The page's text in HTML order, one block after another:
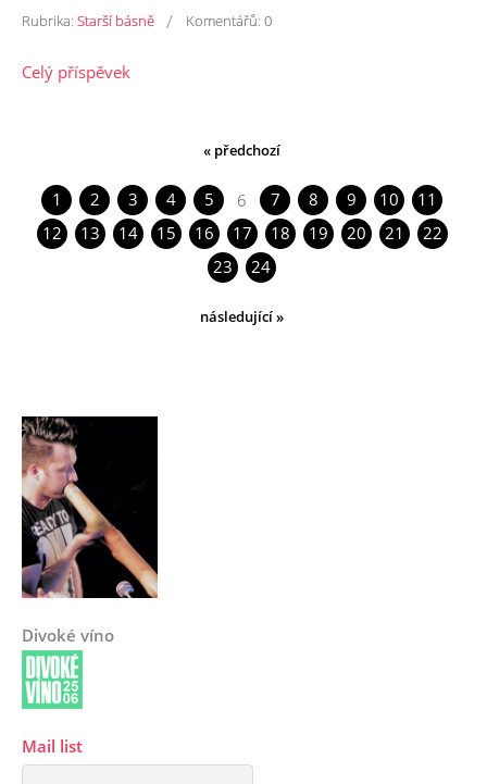
Rubrika: Starší básně / Komentářů: 0
Celý příspěvek
« předchozí
1 2 3 4 5 6 7 8 9 10
11
12
13 14 15 16 17 18 19 20 21
22
23
24
následující »
Divoké víno
Mail list